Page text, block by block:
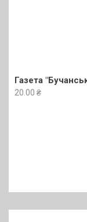
Газета
20.00 ₴